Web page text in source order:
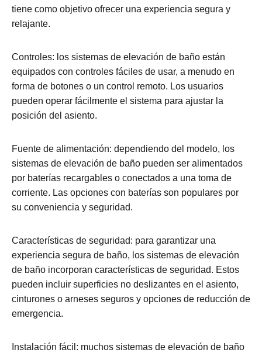
tiene como objetivo ofrecer una experiencia segura y
relajante.
Controles: los sistemas de elevación de baño están
equipados con controles fáciles de usar, a menudo en
forma de botones o un control remoto. Los usuarios
pueden operar fácilmente el sistema para ajustar la
posición del asiento.
Fuente de alimentación: dependiendo del modelo, los
sistemas de elevación de baño pueden ser alimentados
por baterías recargables o conectados a una toma de
corriente. Las opciones con baterías son populares por
su conveniencia y seguridad.
Características de seguridad: para garantizar una
experiencia segura de baño, los sistemas de elevación
de baño incorporan características de seguridad. Estos
pueden incluir superficies no deslizantes en el asiento,
cinturones o arneses seguros y opciones de reducción de
emergencia.
Instalación fácil: muchos sistemas de elevación de baño